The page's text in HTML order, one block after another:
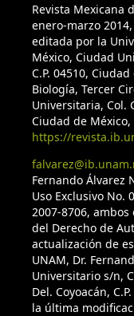
Revista Mexicana
enero-marzo
editada por la
México, Ciudad
C.P. 04510,
Biología, Tercer
Universitaria, Col.
Ciudad de México,
https://
Fernando Álvarez
Uso Exclusivo No.
2007-8706,
del Derecho de
actualización de
UNAM, Dr.
Universitario s/n,
Del. Coyoacán,
la última